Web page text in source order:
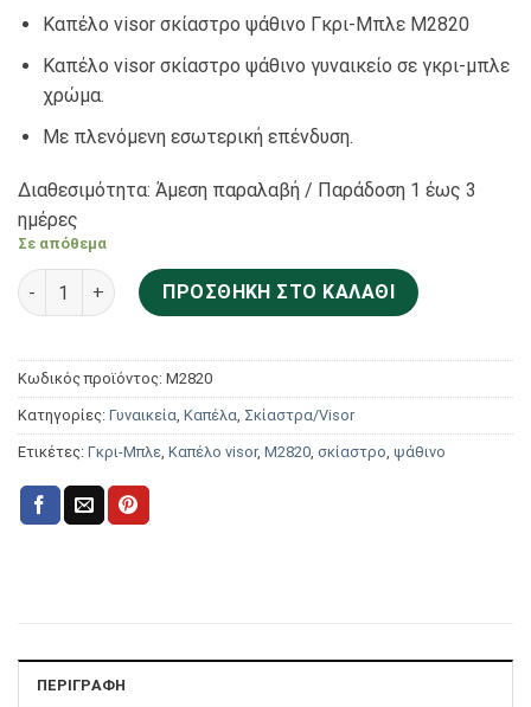
Καπέλο visor σκίαστρο ψάθινο Γκρι-Μπλε Μ2820
Καπέλο visor σκίαστρο ψάθινο γυναικείο σε γκρι-μπλε
χρώμα.
Με πλενόμενη εσωτερική επένδυση.
Διαθεσιμότητα: Άμεση παραλαβή / Παράδoση 1 έως 3
ημέρες
Σε απόθεμα
Aria Bags Hats Καπέλο visor σκίαστρο ψάθινο Γκρι-Μπλε
ΠΡΟΣΘΉΚΗ ΣΤΟ ΚΑΛΆΘΙ
Κωδικός προϊόντος: Μ2820
Κατηγορίες: Γυναικεία, Καπέλα, Σκίαστρα/Visor
Ετικέτες: Γκρι-Μπλε, Καπέλο visor, Μ2820, σκίαστρο, ψάθινο
ΠΕΡΙΓΡΑΦΉ